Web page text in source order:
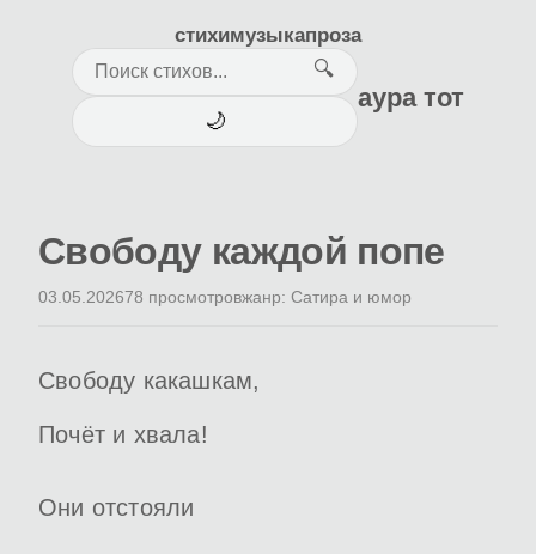
стихимузыкапроза
🔍
🌙
аура тот
Свободу каждой попе
03.05.202678 просмотровжанр: Сатира и юмор
Свободу какашкам,
Почёт и хвала!
Они отстояли